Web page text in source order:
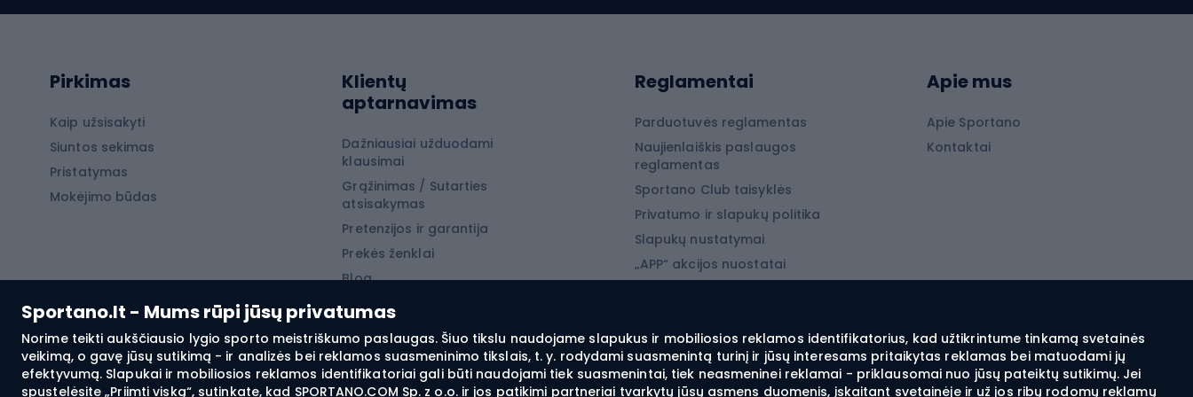
Sportano.lt - Mums rūpi jūsų privatumas
Norime teikti aukščiausio lygio sporto meistriškumo paslaugas. Šiuo tikslu naudojame slapukus ir mobiliosios reklamos identifikatorius, kad užtikrintume tinkamą svetainės
veikimą, o gavę jūsų sutikimą - ir analizės bei reklamos suasmeninimo tikslais, t. y. rodydami suasmenintą turinį ir jūsų interesams pritaikytas reklamas bei matuodami jų
efektyvumą. Slapukai ir mobiliosios reklamos identifikatoriai gali būti naudojami tiek suasmenintai, tiek neasmeninei reklamai - priklausomai nuo jūsų pateiktų sutikimų. Jei
spustelėsite „Priimti viską“, sutinkate, kad SPORTANO.COM Sp. z o.o. ir jos patikimi partneriai tvarkytų jūsų asmens duomenis, įskaitant svetainėje ir už jos ribų rodomų reklamų
Žygio šortai
Neperpučiamos striukės
Žygio marškinėliai
Terminiai apatiniai
Dviračių ratai
Laipiojimas
Laipiojimo batai
Laipiojimo įranga
Žiemos laipiojimo įranga
Žvejyba
Karpių žvejyba
Šamų žvejyba
Žvejyba spiningu
Snieglentės
Snieglenčių batai
Snieglenčių apkaustai
Snieglenčių apranga
Lygumų slidės
Slidės vaikams
Slidinėjimo šalmai
Ski touring apranga
Snieglenčių apranga
Elektra šildomi drabužiai ir aksesuarai
Pirkimas
Kaip užsisakyti
Siuntos sekimas
Pristatymas
Mokėjimo būdas
Klientų
aptarnavimas
Dažniausiai užduodami
klausimai
Grąžinimas / Sutarties
atsisakymas
Pretenzijos ir garantija
Prekės ženklai
Blog
Reglamentai
Parduotuvės reglamentas
Naujienlaiškis paslaugos
reglamentas
Sportano Club taisyklės
Privatumo ir slapukų politika
Slapukų nustatymai
„APP“ akcijos nuostatai
Apie mus
Apie Sportano
Kontaktai